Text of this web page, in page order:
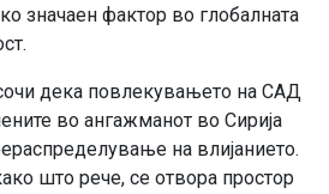
значаен фактор во глобалната
дека повлекувањето на САД
во ангажманот во Сирија
на влијанието.
што рече, се отвора простор